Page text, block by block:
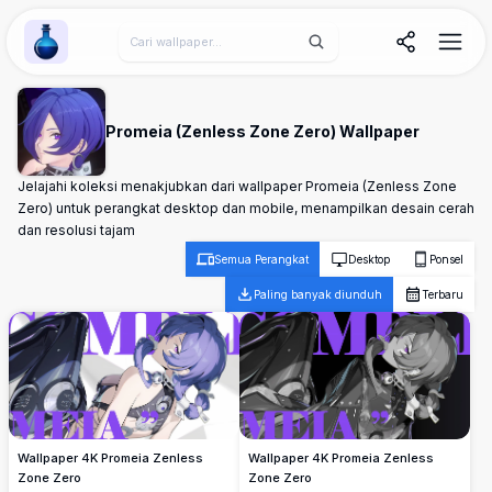
Wallpaper Alchemy
Promeia (Zenless Zone Zero) Wallpaper
Jelajahi koleksi menakjubkan dari wallpaper Promeia (Zenless Zone
Zero) untuk perangkat desktop dan mobile, menampilkan desain cerah
dan resolusi tajam
Semua Perangkat Desktop Ponsel
Paling banyak diunduh Terbaru
Wallpaper 4K Promeia Zenless
Zone Zero
Wallpaper 4K Promeia Zenless
Zone Zero